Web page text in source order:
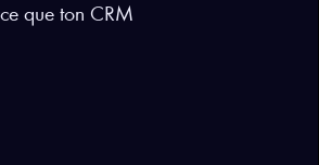
que ton CRM